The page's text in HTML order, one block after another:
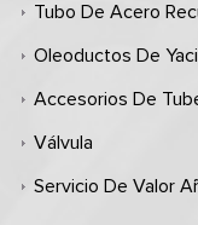
Tubo De Acero
Oleoductos De
Accesorios De
Válvula
Servicio De Valor